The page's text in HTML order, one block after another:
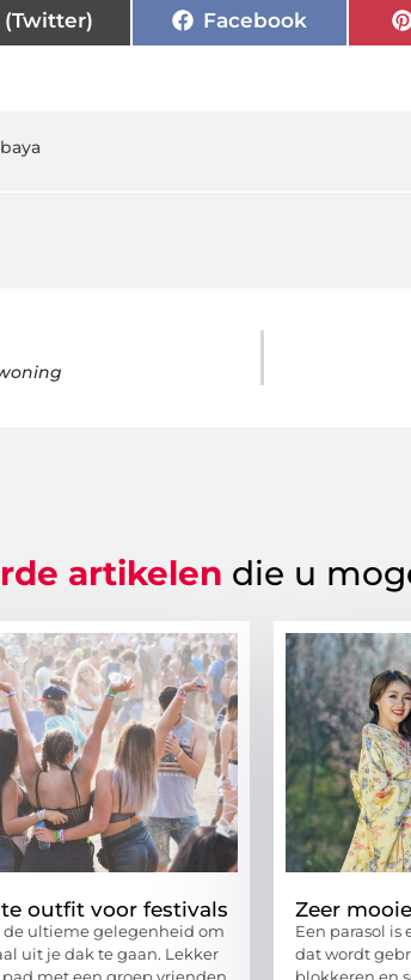
(Twitter) Facebook
artikelen die u
outfit voor festivals
de ultieme gelegenheid om
uit je dak te gaan. Lekker
met een groep vrienden
Zeer
Een parasol is
dat wordt
blokkeren en